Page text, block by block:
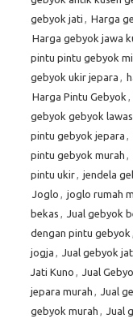
gebyok jati , Harga
Harga gebyok jawa
pintu pintu gebyok
gebyok ukir jepara ,
Harga Pintu Gebyok ,
gebyok gebyok
pintu gebyok jepara ,
pintu gebyok murah ,
pintu ukir, jendela
Joglo , joglo rumah
bekas , Jual gebyok
dengan pintu gebyok ,
jogja , Jual gebyok
Jati Kuno , Jual
jepara murah , Jual
gebyok murah , Jual